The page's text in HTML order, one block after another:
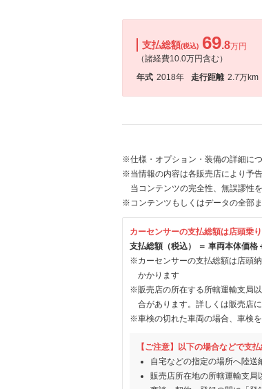
支払総額(税込) 69.8万円
（諸経費10.0万円含む）
年式 2018年 走行距離 2.7万km
※仕様・オプション・装備の詳細に
※当情報の内容は各販売店により予
当コンテンツの完全性、無誤謬性
※コンテンツもしくはデータの全部
カーセンサーの支払総額は店頭乗
支払総額（税込） ＝ 車両本体価格
※カーセンサーの支払総額は店頭
かかります
※販売店の所在する所轄運輸支局
合があります。詳しくは販売店
※車検の切れた車両の場合、車検
【ご注意】以下の場合などで支
自宅などの指定の場所へ陸送
販売店所在地の所轄運輸支局